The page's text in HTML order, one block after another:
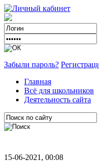
Забыли пароль?
Главная
Всё для школьников
Деятельность сайта
15-06-2021, 00:08